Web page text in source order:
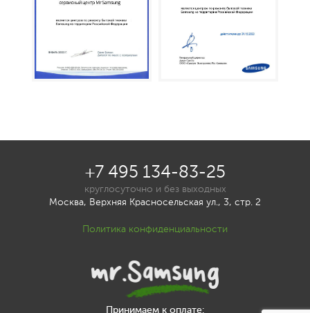
Принимаем к оплате:
+7 495 134-83-25
круглосуточно и без выходных
Москва, Верхняя Красносельская ул., 3, стр. 2
Политика конфиденциальности